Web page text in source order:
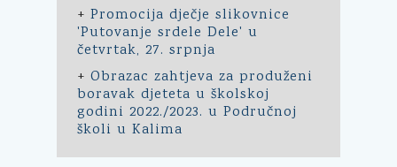
+ Promocija dječje slikovnice
'Putovanje srdele Dele' u
četvrtak, 27. srpnja
+ Obrazac zahtjeva za produženi
boravak djeteta u školskoj
godini 2022./2023. u Područnoj
školi u Kalima